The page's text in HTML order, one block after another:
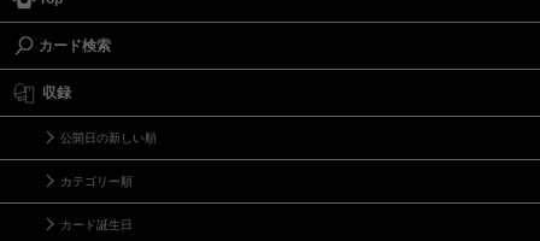
カード検索
収録
公開日の新しい順
カテゴリー順
カード誕生日